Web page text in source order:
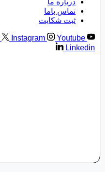
درباره ما
تماس باما
ثبت شکایت
Instagram
Youtube
Linkedin